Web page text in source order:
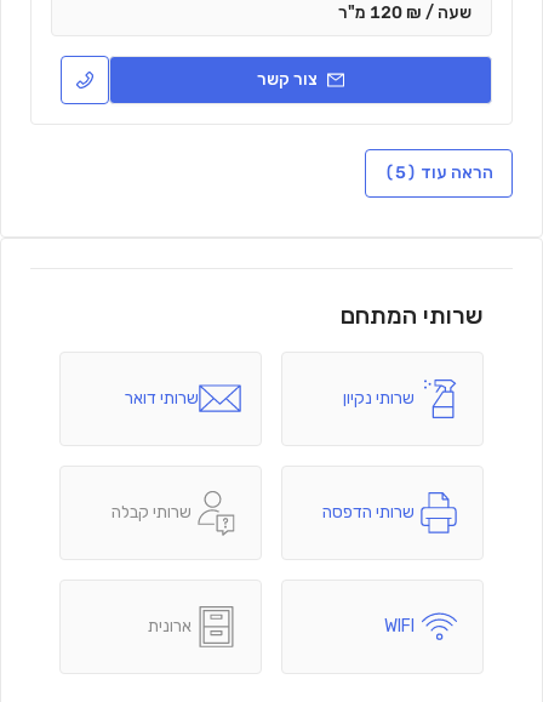
שעה / ₪ 120 מ"ר
צור קשר
הראה עוד (5)
שרותי המתחם
שרותי נקיון שרותי דואר
שרותי הדפסה שרותי קבלה
WIFI ארונית